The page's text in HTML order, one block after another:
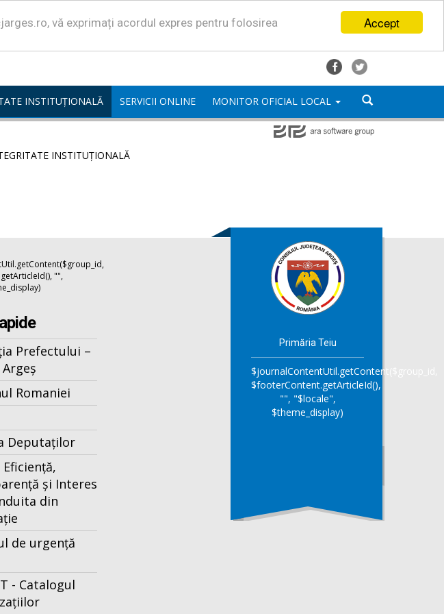
Accept
vă exprimați acordul expres pentru folosirea
INSTITUȚIONALĂ SERVICII ONLINE MONITOR OFICIAL LOCAL
INSTITUȚIONALĂ
"",
Prefectului –
Argeș
Romaniei
Deputaților
Eficiență,
și Interes
din
de urgență
- Catalogul
Primăria Teiu
$journalContentUtil.getContent($group_id,
$footerContent.getArticleId(),
"", "$locale",
$theme_display)